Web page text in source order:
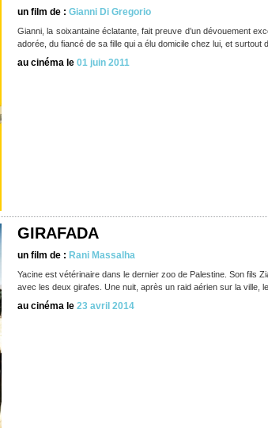
un film de : Gianni Di Gregorio
Gianni, la soixantaine éclatante, fait preuve d’un dévouement
adorée, du fiancé de sa fille qui a élu domicile chez lui, et surtout
au cinéma le 01 juin 2011
GIRAFADA
un film de : Rani Massalha
Yacine est vétérinaire dans le dernier zoo de Palestine. Son fils
avec les deux girafes. Une nuit, après un raid aérien sur la ville,
au cinéma le 23 avril 2014